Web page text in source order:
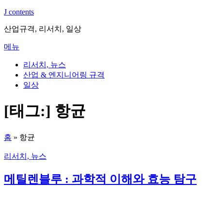
내
으
로
바
J contents
산업규격, 리서치, 일상
메뉴
리서치, 뉴스
산업 & 엔지니어링 규격
일상
[태그:] 항균
홈 » 항균
리서치, 뉴스
메틸렌블루 : 과학적 이해와 효능 탐구